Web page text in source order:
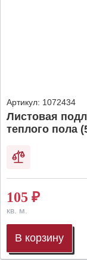
Артикул: 1072434
Листовая
теплого пола
105 ₽
кв. м.
В корзину